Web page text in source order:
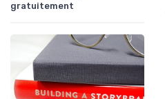
gratuitement